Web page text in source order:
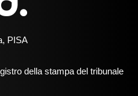
PISA
della stampa del tribunale